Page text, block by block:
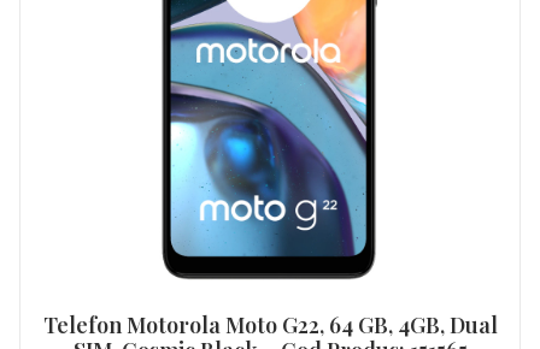
Telefon Motorola Moto G22, 64 GB, 4GB, Dual